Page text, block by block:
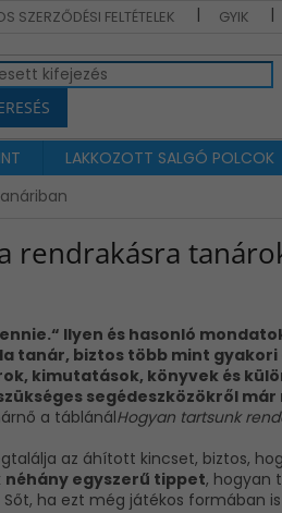
SZERZŐDÉSI FELTÉTELEK GYIK
LAKKOZOTT SALGÓ POLCOK
rendrakásra
Ilyen és hasonló
tanár, biztos több mint
kimutatások, könyvek és
segédeszközökről már
Hogyan tartsunk
az áhított kincset, biztos,
néhány egyszerű tippet, hogyan
ha ezt még játékos formában